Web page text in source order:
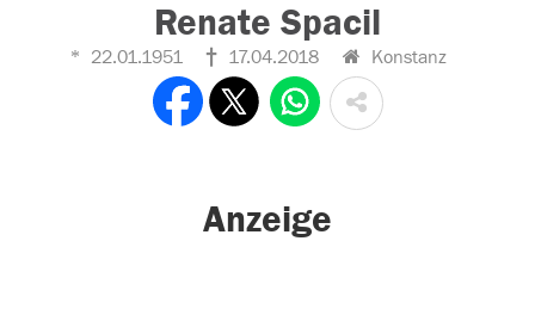
Renate Spacil
22.01.1951 17.04.2018 Konstanz
Anzeige